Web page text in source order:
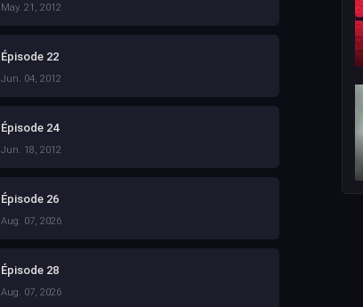
May. 21, 2012
Épisode 22
Jun. 04, 2012
Épisode 24
Jun. 18, 2012
Épisode 26
Aug. 07, 2026
Épisode 28
Aug. 07, 2026